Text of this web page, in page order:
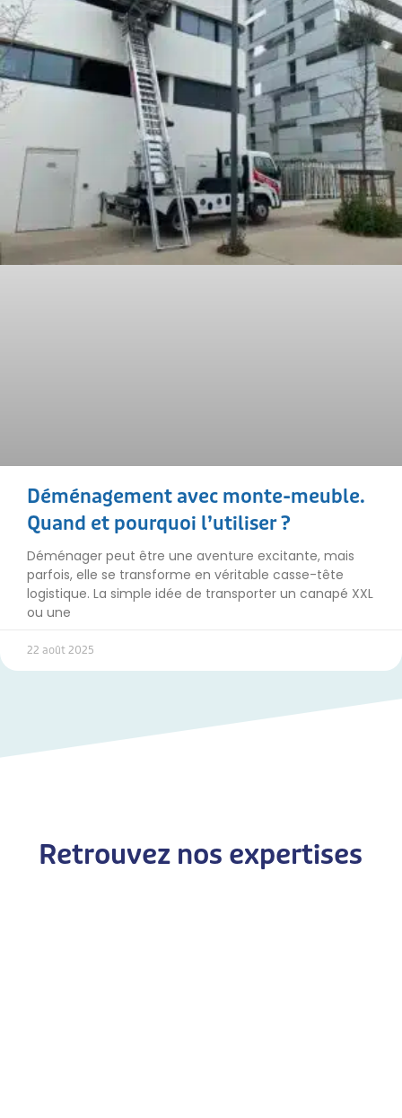
Déménagement avec monte-meuble.
Quand et pourquoi l’utiliser ?
Déménager peut être une aventure excitante, mais
parfois, elle se transforme en véritable casse-tête
logistique. La simple idée de transporter un canapé XXL
ou une
22 août 2025
Retrouvez nos expertises